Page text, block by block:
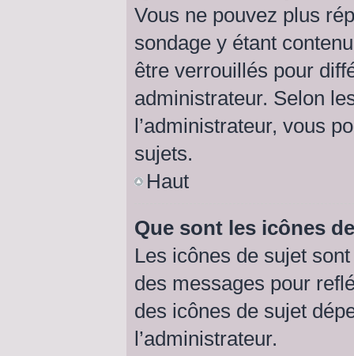
Vous ne pouvez plus
sondage y étant
être verrouillés pour
administrateur. Selon
l’administrateur, vous
sujets.
Haut
Que sont les icônes
Les icônes de sujet
des messages pour
des icônes de sujet
l’administrateur.